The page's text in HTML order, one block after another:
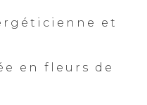
et
en fleurs de